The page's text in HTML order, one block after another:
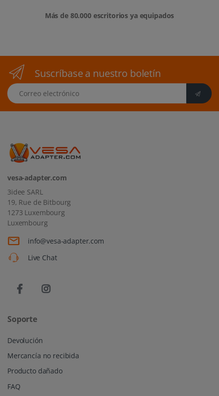
Más de 80.000 escritorios ya equipados
Suscríbase a nuestro boletín
Correo electrónico
vesa-adapter.com
3idee SARL
19, Rue de Bitbourg
1273 Luxembourg
Luxembourg
info@vesa-adapter.com
Live Chat
Soporte
Devolución
Mercancía no recibida
Producto dañado
FAQ